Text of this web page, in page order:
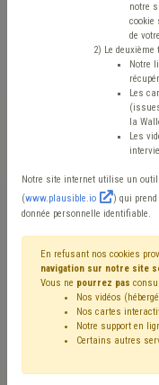
phasing
Mis en ligne le 9 Janvier
notre
cookie
de
2) Le
Notre
Les
la
Les
Notre site internet utilise un
(www.plausible.io
) qui
donnée personnelle identifiable.
En refusant nos cookies
navigation sur notre site
Vous ne pourrez pas
Nos vidéos
Nos cartes
Notre support en
Certains autres